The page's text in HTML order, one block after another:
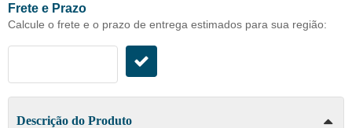
Frete e Prazo
Calcule o frete e o prazo de entrega estimados para sua região:
Descrição do Produto